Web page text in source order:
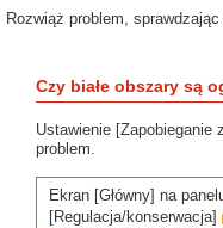
Rozwiąż problem,
Czy białe obszary są
Ustawienie [Zapobieganie
problem.
Ekran [Główny] na
[Regulacja/konserwacja]